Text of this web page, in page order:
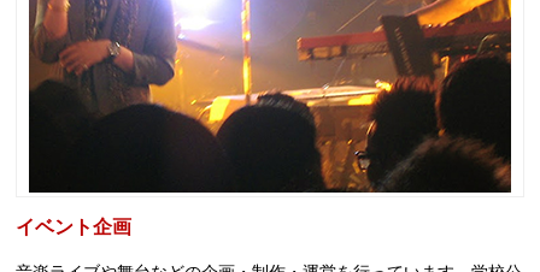
イベント企画